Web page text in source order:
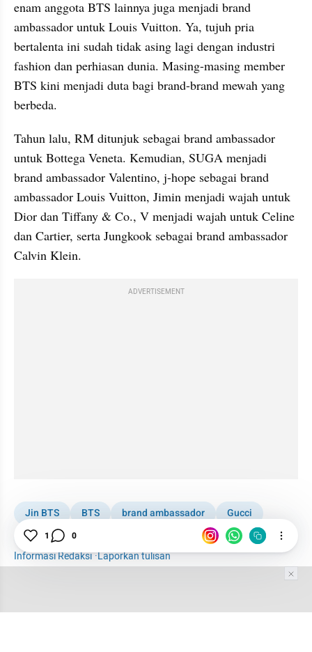
enam anggota BTS lainnya juga menjadi brand
ambassador untuk Louis Vuitton. Ya, tujuh pria
bertalenta ini sudah tidak asing lagi dengan industri
fashion dan perhiasan dunia. Masing-masing member
BTS kini menjadi duta bagi brand-brand mewah yang
berbeda.
Tahun lalu, RM ditunjuk sebagai brand ambassador
untuk Bottega Veneta. Kemudian, SUGA menjadi
brand ambassador Valentino, j-hope sebagai brand
ambassador Louis Vuitton, Jimin menjadi wajah untuk
Dior dan Tiffany & Co., V menjadi wajah untuk Celine
dan Cartier, serta Jungkook sebagai brand ambassador
Calvin Klein.
ADVERTISEMENT
Jin BTS BTS brand ambassador
Gucci
Fashion
Woman
Informasi Redaksi·Laporkan tulisan
1 0